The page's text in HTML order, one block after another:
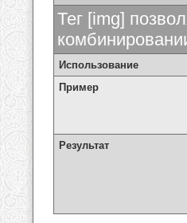
Тег [img]
Использование
Пример
Результат